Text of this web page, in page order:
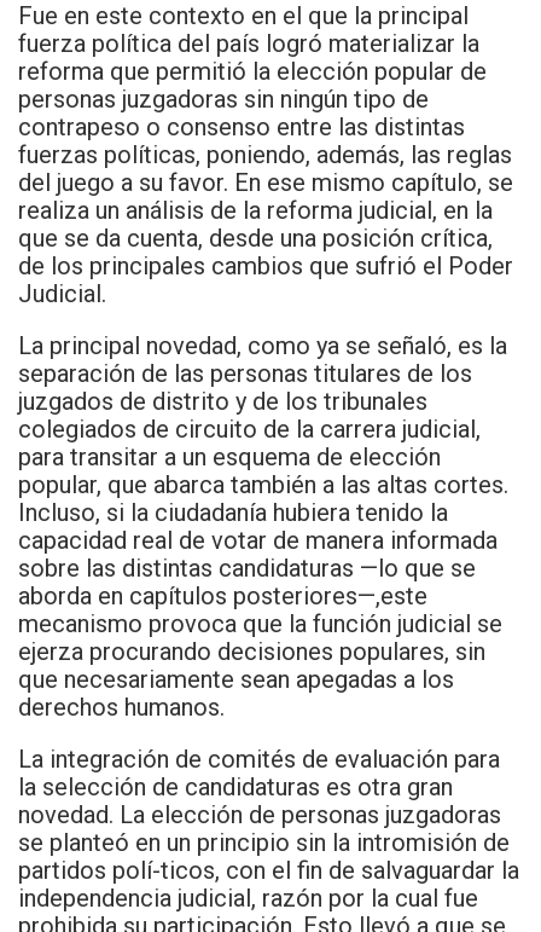
Fue en este contexto en el que la principal
fuerza política del país logró materializar la
reforma que permitió la elección popular de
personas juzgadoras sin ningún tipo de
contrapeso o consenso entre las distintas
fuerzas políticas, poniendo, además, las reglas
del juego a su favor. En ese mismo capítulo, se
realiza un análisis de la reforma judicial, en la
que se da cuenta, desde una posición crítica,
de los principales cambios que sufrió el Poder
Judicial.
La principal novedad, como ya se señaló, es la
separación de las personas titulares de los
juzgados de distrito y de los tribunales
colegiados de circuito de la carrera judicial,
para transitar a un esquema de elección
popular, que abarca también a las altas cortes.
Incluso, si la ciudadanía hubiera tenido la
capacidad real de votar de manera informada
sobre las distintas candidaturas —lo que se
aborda en capítulos posteriores—,este
mecanismo provoca que la función judicial se
ejerza procurando decisiones populares, sin
que necesariamente sean apegadas a los
derechos humanos.
La integración de comités de evaluación para
la selección de candidaturas es otra gran
novedad. La elección de personas juzgadoras
se planteó en un principio sin la intromisión de
partidos polí-ticos, con el fin de salvaguardar la
independencia judicial, razón por la cual fue
prohibida su participación. Esto llevó a que se